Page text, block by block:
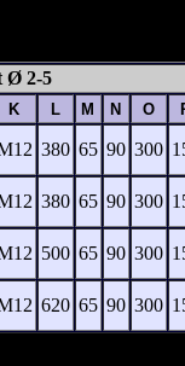
Ø 2-5
K L M N O
380 65 90 300
380 65 90 300
500 65 90 300
620 65 90 300